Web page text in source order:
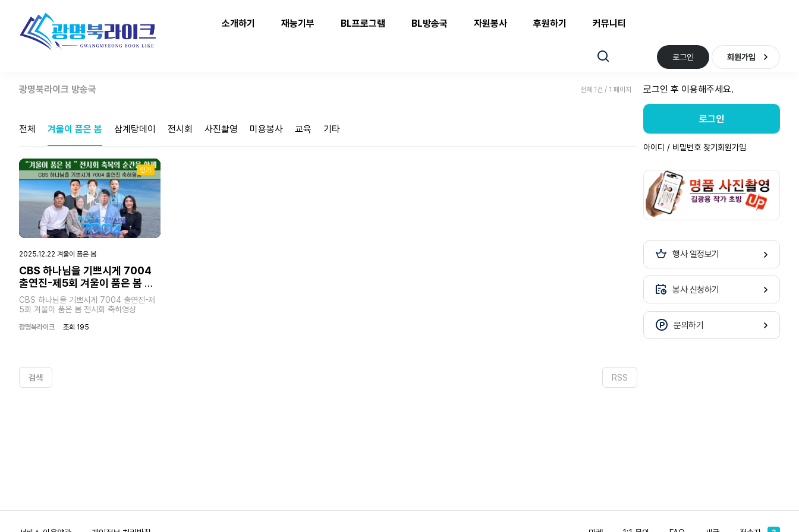
소개하기 재능기부 BL프로그램 BL방송국 자원봉사 후원하기 커뮤니티
로그인 회원가입
광명북라이크 방송국 전체 1건 / 1 페이지
전체 겨울이 품은 봄 삼계탕데이 전시회 사진촬영 미용봉사 교육 기타
Play
03:10
Mute Enter
fullscreen
Play
인기
2025.12.22 겨울이 품은 봄
CBS 하나님을 기쁘시게 7004
출연진-제5회 겨울이 품은 봄 전
시회 축하영상
CBS 하나님을 기쁘시게 7004 출연진-제
5회 겨울이 품은 봄 전시회 축하영상
광명북라이크 조회 195
RSS
검색
로그인 후 이용해주세요.
로그인
아이디 / 비밀번호 찾기 회원가입
행사 일정보기
봉사 신청하기
문의하기